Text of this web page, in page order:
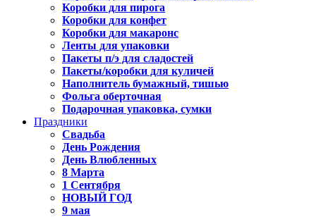
Коробки для пирога
Коробки для конфет
Коробки для макаронс
Ленты для упаковки
Пакеты п/э для сладостей
Пакеты/коробки для куличей
Наполнитель бумажный, тишью
Фольга оберточная
Подарочная упаковка, сумки
Праздники
Свадьба
День Рождения
День Влюбленных
8 Марта
1 Сентября
НОВЫЙ ГОД
9 мая